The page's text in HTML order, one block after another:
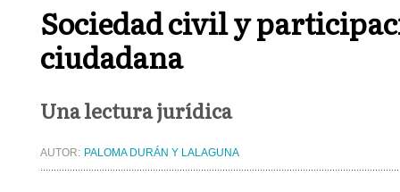
Sociedad civil y
ciudadana
Una lectura jurídica
AUTOR: PALOMA DURÁN Y LALAGUNA